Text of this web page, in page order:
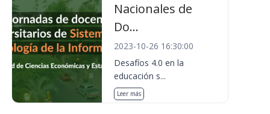
Nacionales de
Do...
2023-10-26 16:30:00
Desafíos 4.0 en la
educación s...
Leer más